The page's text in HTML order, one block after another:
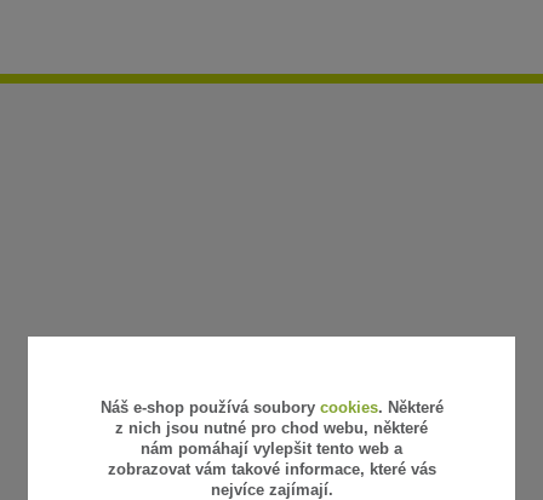
Náš e-shop používá soubory cookies. Některé
z nich jsou nutné pro chod webu, některé
nám pomáhají vylepšit tento web a
zobrazovat vám takové informace, které vás
nejvíce zajímají.